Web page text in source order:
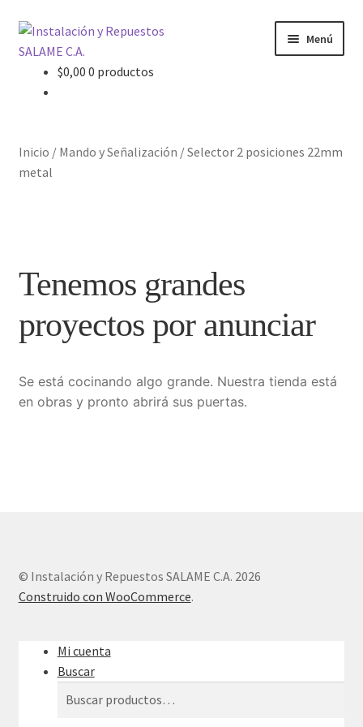
Ir
a
navegación
Ir
al
contenido
Menú
Contacto
Mi cuenta
Nosotros
Sample Page
$0,00 0 productos
Inicio / Mando y Señalización /Selector 2 posiciones 22mm
metal
Tenemos grandes
proyectos por anunciar
Se está cocinando algo grande. Nuestra tienda está
en obras y pronto abrirá sus puertas.
© Instalación y Repuestos SALAME C.A. 2026
Construido con WooCommerce.
Mi cuenta
Buscar